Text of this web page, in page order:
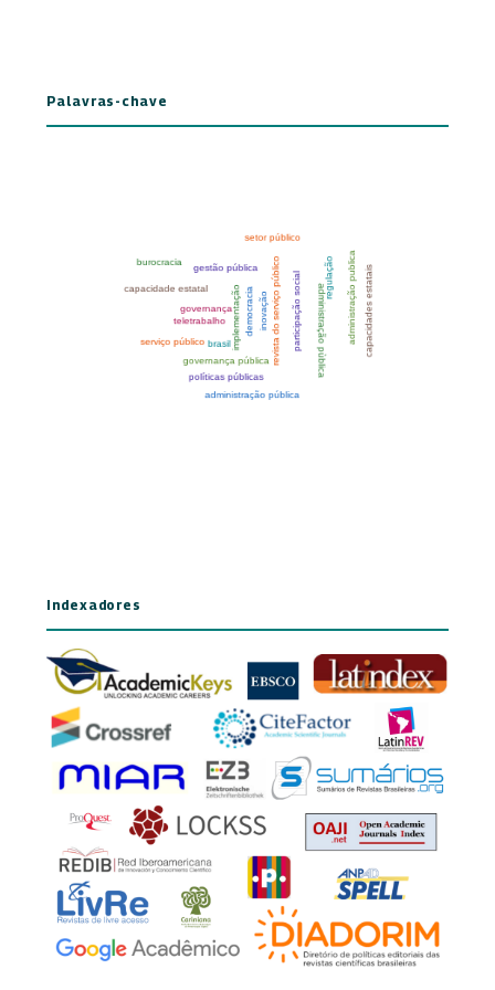
Palavras-chave
Indexadores